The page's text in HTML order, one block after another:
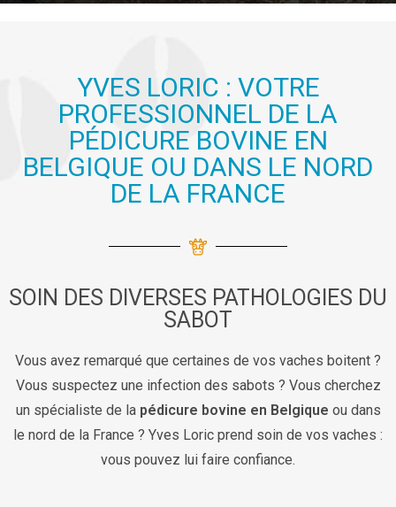
YVES LORIC : VOTRE
PROFESSIONNEL DE LA
PÉDICURE BOVINE EN
BELGIQUE OU DANS LE NORD
DE LA FRANCE
SOIN DES DIVERSES PATHOLOGIES DU
SABOT
Vous avez remarqué que certaines de vos vaches boitent ?
Vous suspectez une infection des sabots ? Vous cherchez
un spécialiste de la pédicure bovine en Belgique ou dans
le nord de la France ? Yves Loric prend soin de vos vaches :
vous pouvez lui faire confiance.